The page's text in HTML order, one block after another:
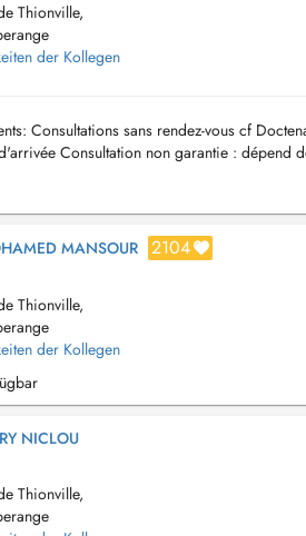
Thionville,
der Kollegen
Consultations sans rendez-vous cf
Consultation non garantie : dépend
MANSOUR 2104
Thionville,
der Kollegen
NICLOU
Thionville,